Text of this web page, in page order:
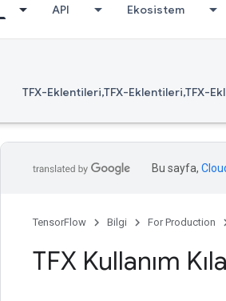
API Ekosistem
TFX-Eklentileri,TFX-Eklentileri,TFX-
Bu sayfa,
TensorFlow Bilgi For Production
TFX Kullanım